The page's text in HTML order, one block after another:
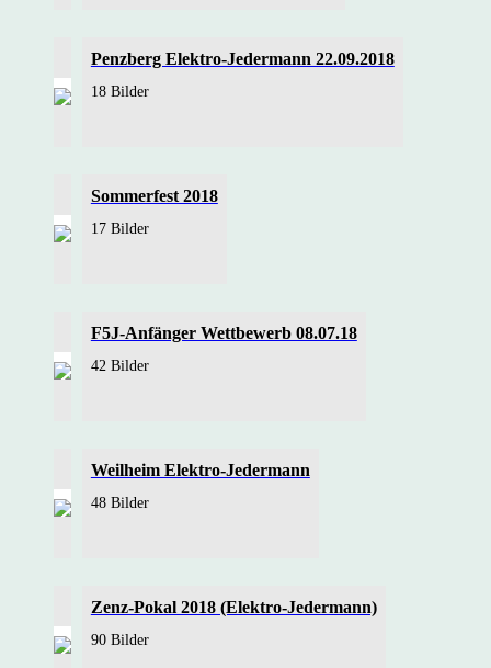
Penzberg Elektro-Jedermann 22.09.2018
18 Bilder
Sommerfest 2018
17 Bilder
F5J-Anfänger Wettbewerb 08.07.18
42 Bilder
Weilheim Elektro-Jedermann
48 Bilder
Zenz-Pokal 2018 (Elektro-Jedermann)
90 Bilder